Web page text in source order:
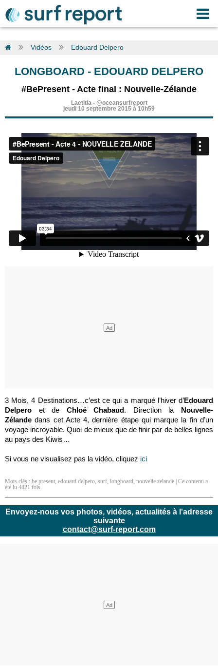
Vidéos Edouard Delpero
LONGBOARD - EDOUARD DELPERO
#BePresent - Acte final : Nouvelle-Zélande
Laetitia- @oceansurfreport
jeudi 10 septembre 2015 à 10h59
3 Mois, 4 Destinations…c’est ce qui a marqué l’hiver d’Edouard
Delpero et de Chloé Chabaud. Direction la Nouvelle-
Zélande dans cet Acte 4, dernière étape qui marque la fin d’un
voyage incroyable. Quoi de mieux que de finir par de belles lignes
au pays des Kiwis…
Si vous ne visualisez pas la vidéo, cliquez ici
Mots clés : be present, edouard delpero, surf, longboard, nouvelle zelande | Ce contenu a
été lu 4821 fois.
Envoyez-nous vos photos, vidéos, actualités à l'adresse
suivante
contact@surf-report.com